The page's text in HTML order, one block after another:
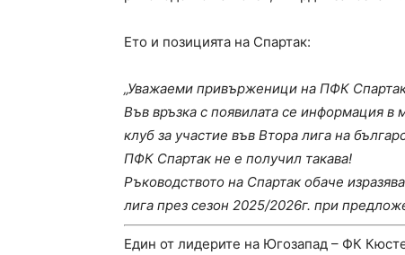
Ето и позицията на Спартак:
„Уважаеми привърженици на ПФК
Във връзка с появилата се информация
клуб за участие във Втора лига на
ПФК Спартак не е получил такава!
Ръководството на Спартак обаче
лига през сезон 2025/2026г. при
Един от лидерите на Югозапад – ФК